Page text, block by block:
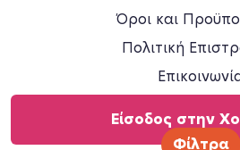
Φίλτρα
Όροι και
Πολιτική
Είσοδος στην